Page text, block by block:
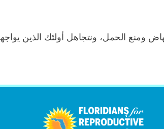
ومنع الحمل، ونتجاهل أولئك الذين